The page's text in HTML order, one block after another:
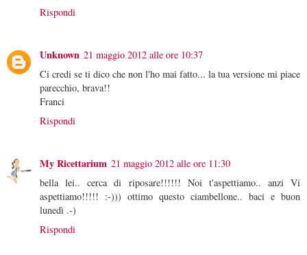
Rispondi
Unknown 21 maggio 2012 alle ore 10:37
Ci credi se ti dico che non l'ho mai fatto... la tua versione mi piace
parecchio, brava!!
Franci
Rispondi
My Ricettarium 21 maggio 2012 alle ore 11:30
bella lei.. cerca di riposare!!!!!! Noi t'aspettiamo.. anzi Vi
aspettiamo!!!!! :-))) ottimo questo ciambellone.. baci e buon
lunedì .-)
Rispondi